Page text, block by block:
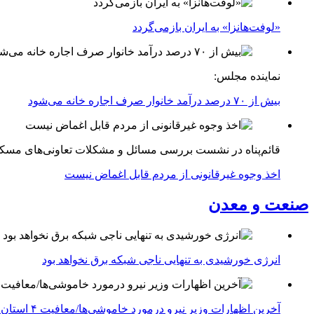
«لوفت‌هانزا» به ایران بازمی‌گردد
نماینده مجلس:
بیش از ۷۰ درصد درآمد خانوار صرف اجاره خانه می‌شود
قائم‌پناه در نشست بررسی مسائل و مشکلات تعاونی‌های
اخذ وجوه غیرقانونی از مردم قابل اغماض نیست
صنعت و معدن
انرژی خورشیدی به تنهایی ناجی شبکه برق نخواهد بود
آخرین اظهارات وزیر نیرو درمورد خاموشی‌ها/معافیت ۴ استان جنوبی درگیر جنگ از قطعی برق